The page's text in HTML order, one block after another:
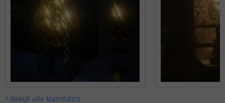
Bekijk alle klantfoto’s